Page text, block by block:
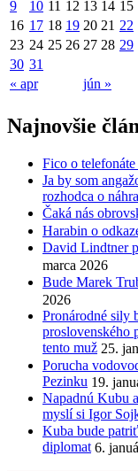
« apr jún »
9 10 11 12 13 14 15
16 17 18 19 20 21 22
23 24 25 26 27 28 29
30 31
Najnovšie
Fico o
Ja by som
rozhodca o
Čaká nás
Harabin o
David Lindtner
marca 2026
Bude Marek
2026
Pronárodné sily
proslovenského
tento muž 25.
Porucha
Pezinku 19.
Napadnú Kubu
myslí si Igor
Kuba bude
diplomat 6.